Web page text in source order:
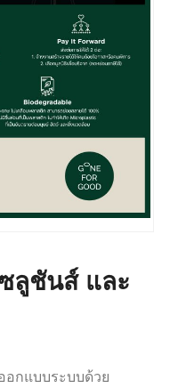
ลูชันส์ และ
อกแบบระบบด้วย